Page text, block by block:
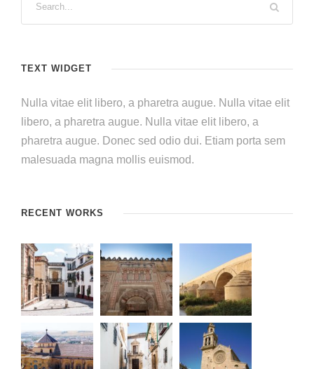
TEXT WIDGET
Nulla vitae elit libero, a pharetra augue. Nulla vitae elit
libero, a pharetra augue. Nulla vitae elit libero, a
pharetra augue. Donec sed odio dui. Etiam porta sem
malesuada magna mollis euismod.
RECENT WORKS